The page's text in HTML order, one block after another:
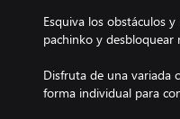
Esquiva los obstáculos
pachinko y desbloquear
Disfruta de una variada
forma individual para